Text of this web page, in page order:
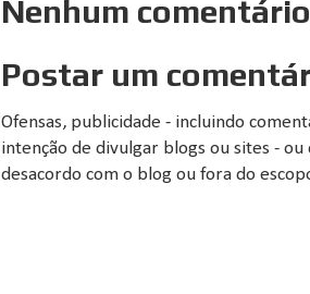
Nenhum
Postar um
Ofensas, publicidade - incluindo
intenção de divulgar blogs ou sites -
desacordo com o blog ou fora do